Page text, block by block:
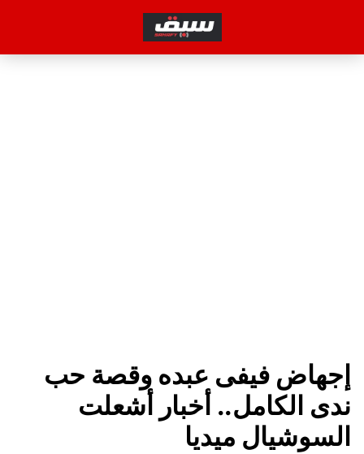
إجهاض فيفى عبده وقصة حب
ندى الكامل.. أخبار أشعلت
السوشيال ميديا